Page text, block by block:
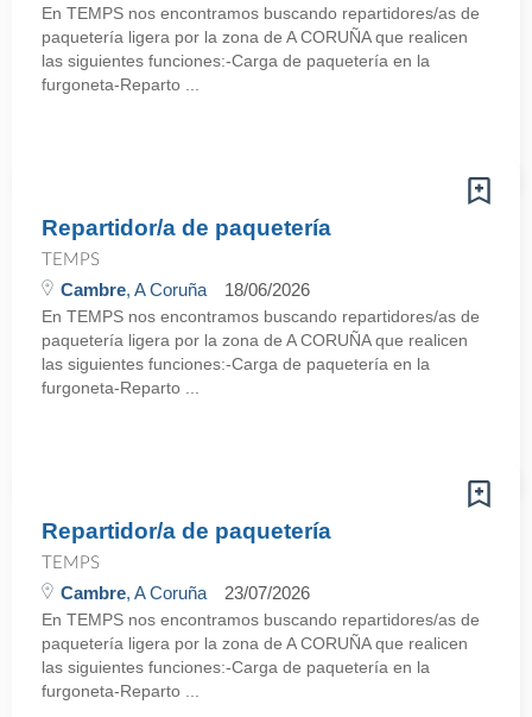
En TEMPS nos encontramos buscando repartidores/as de
paquetería ligera por la zona de A CORUÑA que realicen
las siguientes funciones:-Carga de paquetería en la
furgoneta-Reparto ...
Repartidor/a de paquetería
TEMPS
Cambre, A Coruña 18/06/2026
En TEMPS nos encontramos buscando repartidores/as de
paquetería ligera por la zona de A CORUÑA que realicen
las siguientes funciones:-Carga de paquetería en la
furgoneta-Reparto ...
Repartidor/a de paquetería
TEMPS
Cambre, A Coruña 23/07/2026
En TEMPS nos encontramos buscando repartidores/as de
paquetería ligera por la zona de A CORUÑA que realicen
las siguientes funciones:-Carga de paquetería en la
furgoneta-Reparto ...